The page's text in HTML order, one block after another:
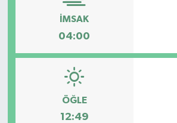
İMSAK
04:00
ÖĞLE
12:49
Tatil ve Seyahat
Çevre
Okul Gazetesi